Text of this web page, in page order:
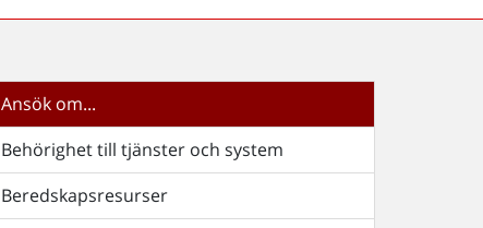
Ansök om...
Behörighet till tjänster och system
Beredskapsresurser